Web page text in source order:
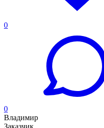
0
0
Владимир